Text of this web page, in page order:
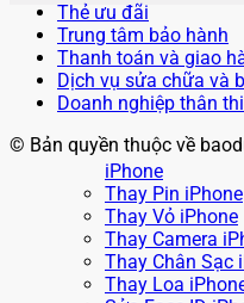
Thẻ ưu đãi
Trung tâm bảo hành
Thanh toán và giao
Dịch vụ sửa chữa và
Doanh nghiệp thân
© Bản quyền thuộc về
iPhone
Thay Pin iPhone
Thay Vỏ iPhone
Thay Camera
Thay Chân Sạc
Thay Loa